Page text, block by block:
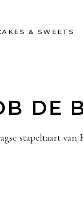
& SWEETS
DE
stapeltaart